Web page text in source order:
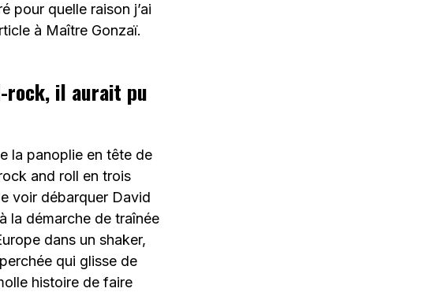
pour quelle raison j’ai
à Maître Gonzaï.
rock, il aurait pu
la panoplie en tête de
and roll en trois
voir débarquer David
la démarche de traînée
dans un shaker,
qui glisse de
histoire de faire